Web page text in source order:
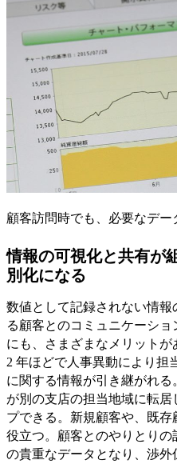
顧客訪問時でも、必要なデ
情報の可視化と共有が
別化になる
数値として記録されない情
る顧客とのコミュニケーシ
にも、さまざまなメリット
2 年ほどで人事異動により担
に関する情報が引き継がれ
が別の支店の担当地域に転
プできる。新規顧客や、既
役立つ。顧客とのやりとりの
の貴重なデータとなり、渉